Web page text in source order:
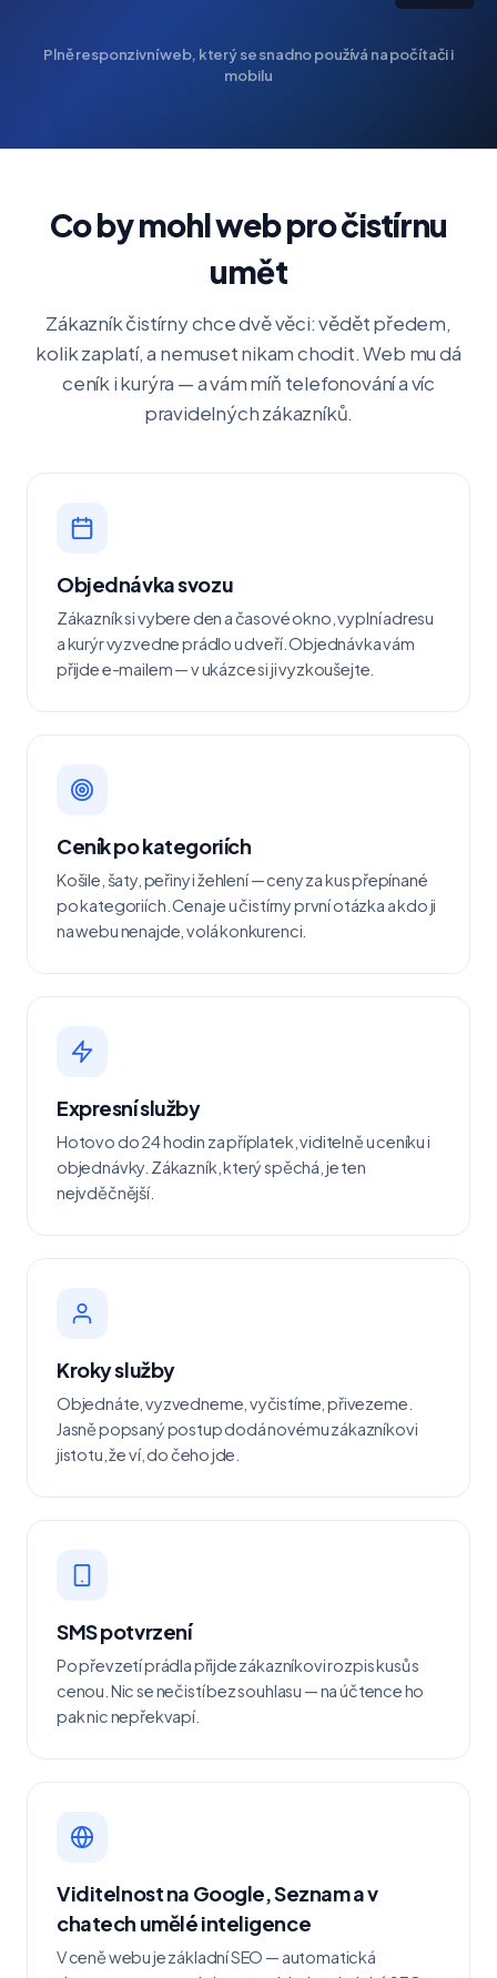
Plně responzivní web, který se snadno používá na počítači i
mobilu
Co by mohl web pro čistírnu
umět
Zákazník čistírny chce dvě věci: vědět předem,
kolik zaplatí, a nemuset nikam chodit. Web mu dá
ceník i kurýra — a vám míň telefonování a víc
pravidelných zákazníků.
Objednávka svozu
Zákazník si vybere den a časové okno, vyplní adresu
a kurýr vyzvedne prádlo u dveří. Objednávka vám
přijde e-mailem — v ukázce si ji vyzkoušejte.
Ceník po kategoriích
Košile, šaty, peřiny i žehlení — ceny za kus přepínané
po kategoriích. Cena je u čistírny první otázka a kdo ji
na webu nenajde, volá konkurenci.
Expresní služby
Hotovo do 24 hodin za příplatek, viditelně u ceníku i
objednávky. Zákazník, který spěchá, je ten
nejvděčnější.
Kroky služby
Objednáte, vyzvedneme, vyčistíme, přivezeme.
Jasně popsaný postup dodá novému zákazníkovi
jistotu, že ví, do čeho jde.
SMS potvrzení
Po převzetí prádla přijde zákazníkovi rozpis kusů s
cenou. Nic se nečistí bez souhlasu — na účtence ho
pak nic nepřekvapí.
Viditelnost na Google, Seznam a v
chatech umělé inteligence
V ceně webu je základní SEO — automatická